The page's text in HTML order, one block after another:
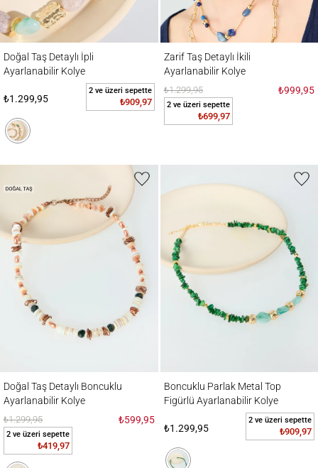
Doğal Taş Detaylı İpli
Ayarlanabilir Kolye
₺1.299,95
2 ve üzeri sepette
₺909,97
Zarif Taş Detaylı İkili
Ayarlanabilir Kolye
₺1.299,95 ₺999,95
2 ve üzeri sepette
₺699,97
Doğal Taş Detaylı Boncuklu
Ayarlanabilir Kolye
₺1.299,95 ₺599,95
2 ve üzeri sepette
₺419,97
Boncuklu Parlak Metal Top
Figürlü Ayarlanabilir Kolye
₺1.299,95
2 ve üzeri sepette
₺909,97